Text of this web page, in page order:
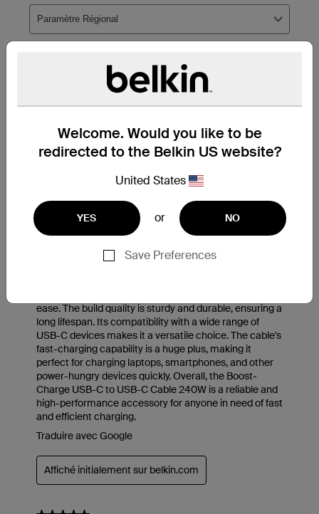
Welcome. Would you like to be
redirected to the Belkin US website?
United States
YES or NO
Save Preferences